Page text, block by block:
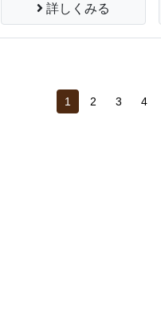
詳しくみる
1 2 3 4